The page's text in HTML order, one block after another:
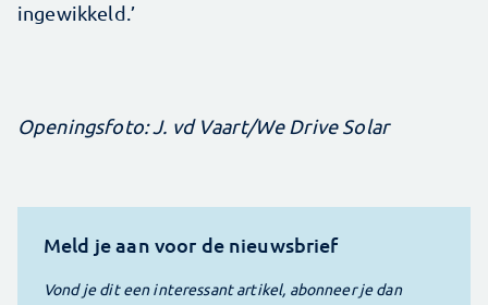
ingewikkeld.’
Openingsfoto: J. vd Vaart/We Drive Solar
Meld je aan voor de nieuwsbrief
Vond je dit een interessant artikel, abonneer je dan